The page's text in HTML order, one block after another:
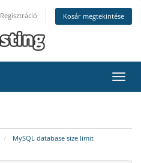
Regisztráció Kosár megtekintése
a
MySQL database size limit